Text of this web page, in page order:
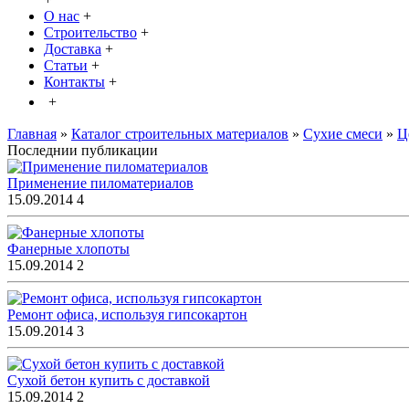
О нас +
Строительство +
Доставка +
Статьи +
Контакты +
+
Главная » Каталог строительных материалов » Сухие смеси »
Последнии публикации
Применение пиломатериалов
15.09.2014 4
Фанерные хлопоты
15.09.2014 2
Ремонт офиса, используя гипсокартон
15.09.2014 3
Сухой бетон купить с доставкой
15.09.2014 2